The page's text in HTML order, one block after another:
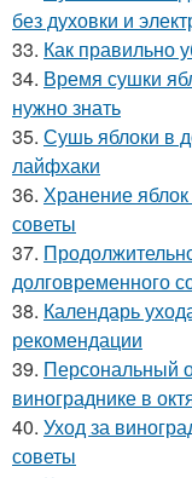
без духовки и
33. Как правильно
34. Время сушки
нужно знать
35. Сушь яблоки в
лайфхаки
36. Хранение
советы
37.
долговременного
38. Календарь
рекомендации
39. Персональный
винограднике в
40. Уход за
советы